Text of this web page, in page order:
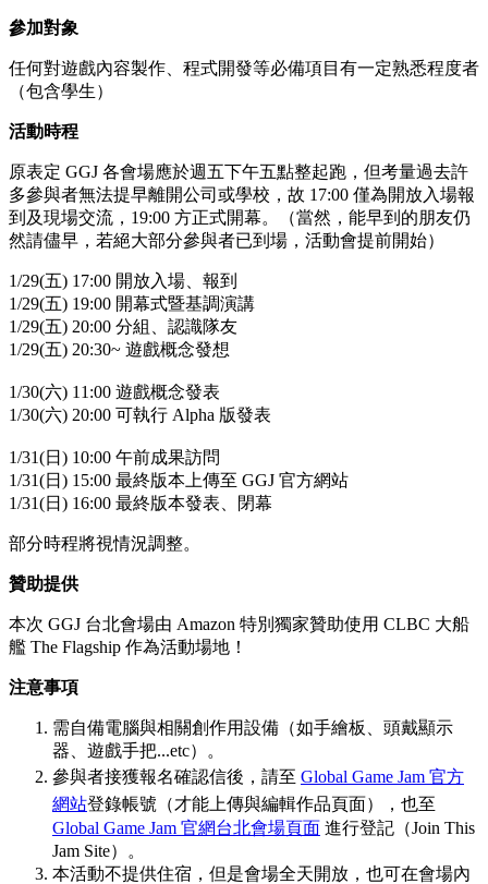
參加對象
任何對遊戲內容製作、程式開發等必備項目有一定熟悉程度者
（包含學生）
活動時程
原表定 GGJ 各會場應於週五下午五點整起跑，但考量過去許
多參與者無法提早離開公司或學校，故 17:00 僅為開放入場報
到及現場交流，19:00 方正式開幕。（當然，能早到的朋友仍
然請儘早，若絕大部分參與者已到場，活動會提前開始）
1/29(五) 17:00 開放入場、報到
1/29(五) 19:00 開幕式暨基調演講
1/29(五) 20:00 分組、認識隊友
1/29(五) 20:30~ 遊戲概念發想
1/30(六) 11:00 遊戲概念發表
1/30(六) 20:00 可執行 Alpha 版發表
1/31(日) 10:00 午前成果訪問
1/31(日) 15:00 最終版本上傳至 GGJ 官方網站
1/31(日) 16:00 最終版本發表、閉幕
部分時程將視情況調整。
贊助提供
本次 GGJ 台北會場由 Amazon 特別獨家贊助使用 CLBC 大船
艦 The Flagship 作為活動場地！
注意事項
需自備電腦與相關創作用設備（如手繪板、頭戴顯示
器、遊戲手把...etc）。
參與者接獲報名確認信後，請至 Global Game Jam 官方
網站登錄帳號（才能上傳與編輯作品頁面），也至
Global Game Jam 官網台北會場頁面 進行登記（Join This
Jam Site）。
本活動不提供住宿，但是會場全天開放，也可在會場內